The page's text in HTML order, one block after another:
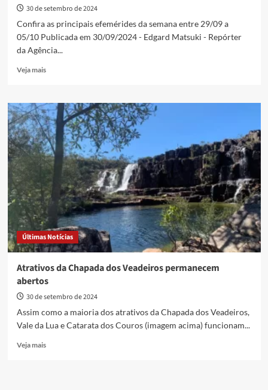
30 de setembro de 2024
Confira as principais efemérides da semana entre 29/09 a
05/10 Publicada em 30/09/2024 - Edgard Matsuki - Repórter
da Agência...
Veja maisRead
Hoje
é
Dia:
Mafalda,
idosos
e
Outubro
Rosa
são
destaques
Últimas Notícias
Atrativos da Chapada dos Veadeiros permanecem
abertos
30 de setembro de 2024
Assim como a maioria dos atrativos da Chapada dos Veadeiros,
Vale da Lua e Catarata dos Couros (imagem acima) funcionam...
Veja maisRead